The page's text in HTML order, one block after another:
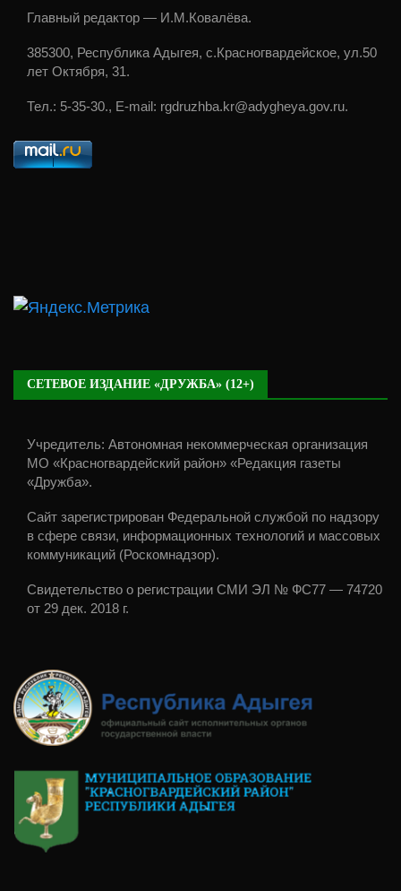
Главный редактор — И.М.Ковалёва.
385300, Республика Адыгея, с.Красногвардейское, ул.50
лет Октября, 31.
Тел.: 5-35-30., E-mail: rgdruzhba.kr@adygheya.gov.ru.
СЕТЕВОЕ ИЗДАНИЕ «ДРУЖБА» (12+)
Учредитель: Автономная некоммерческая организация
МО «Красногвардейский район» «Редакция газеты
«Дружба».
Сайт зарегистрирован Федеральной службой по надзору
в сфере связи, информационных технологий и массовых
коммуникаций (Роскомнадзор).
Свидетельство о регистрации СМИ ЭЛ № ФС77 — 74720
от 29 дек. 2018 г.